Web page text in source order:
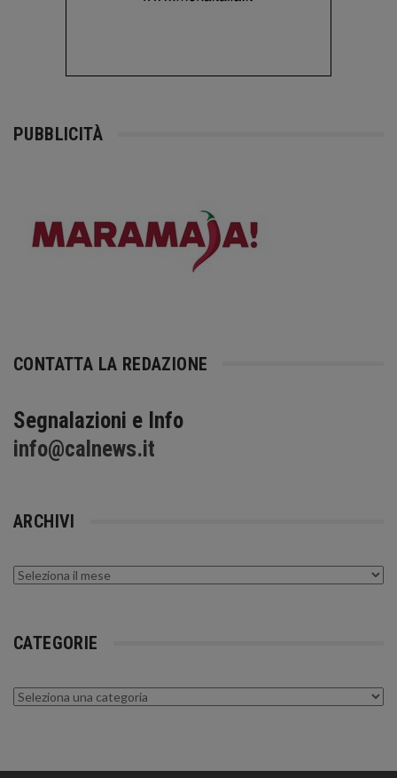
PUBBLICITÀ
CONTATTA LA REDAZIONE
Segnalazioni e Info
info@calnews.it
ARCHIVI
Archivi
CATEGORIE
Categorie